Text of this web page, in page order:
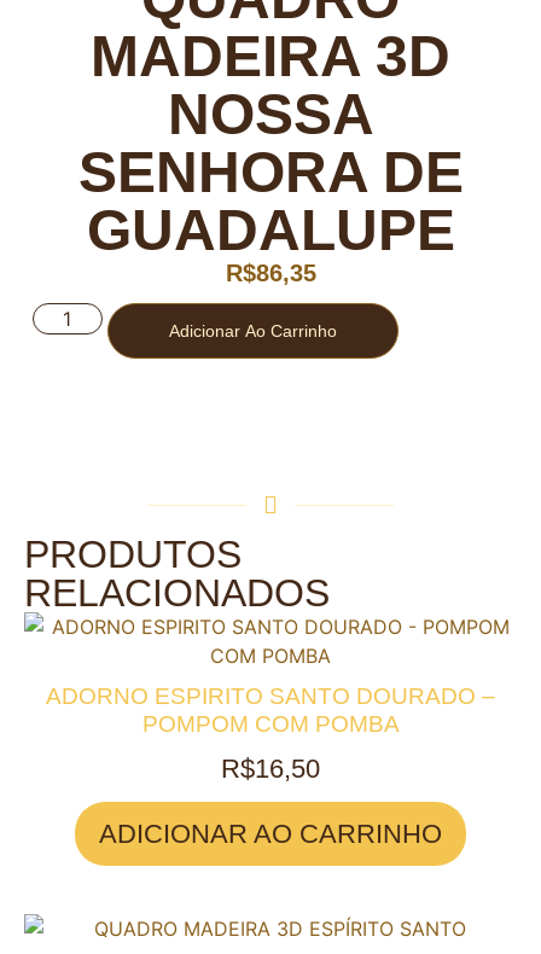
MADEIRA 3D
NOSSA
SENHORA DE
GUADALUPE
R$86,35
Adicionar Ao Carrinho
PRODUTOS
RELACIONADOS
ADORNO ESPIRITO SANTO DOURADO –
POMPOM COM POMBA
R$16,50
ADICIONAR AO CARRINHO